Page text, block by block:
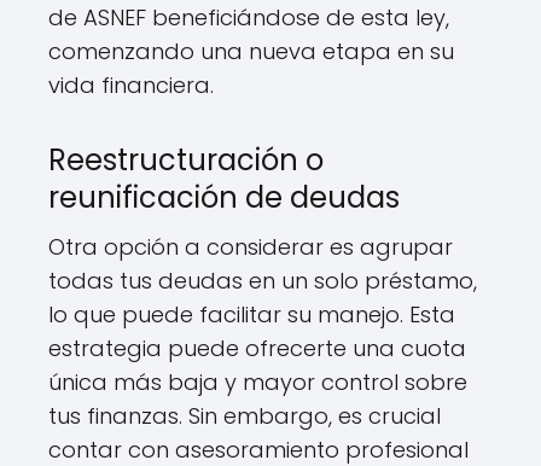
de ASNEF beneficiándose de esta ley,
comenzando una nueva etapa en su
vida financiera.
Reestructuración o
reunificación de deudas
Otra opción a considerar es agrupar
todas tus deudas en un solo préstamo,
lo que puede facilitar su manejo. Esta
estrategia puede ofrecerte una cuota
única más baja y mayor control sobre
tus finanzas. Sin embargo, es crucial
contar con asesoramiento profesional